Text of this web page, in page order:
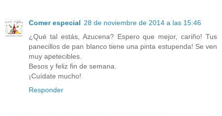
Comer especial 28 de noviembre de 2014 a las 15:46
¿Qué tal estás, Azucena? Espero que mejor, cariño! Tus
panecillos de pan blanco tiene una pinta estupenda! Se ven
muy apetecibles.
Besos y feliz fin de semana.
¡Cuídate mucho!
Responder